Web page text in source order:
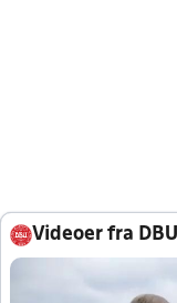
Videoer fra DBU